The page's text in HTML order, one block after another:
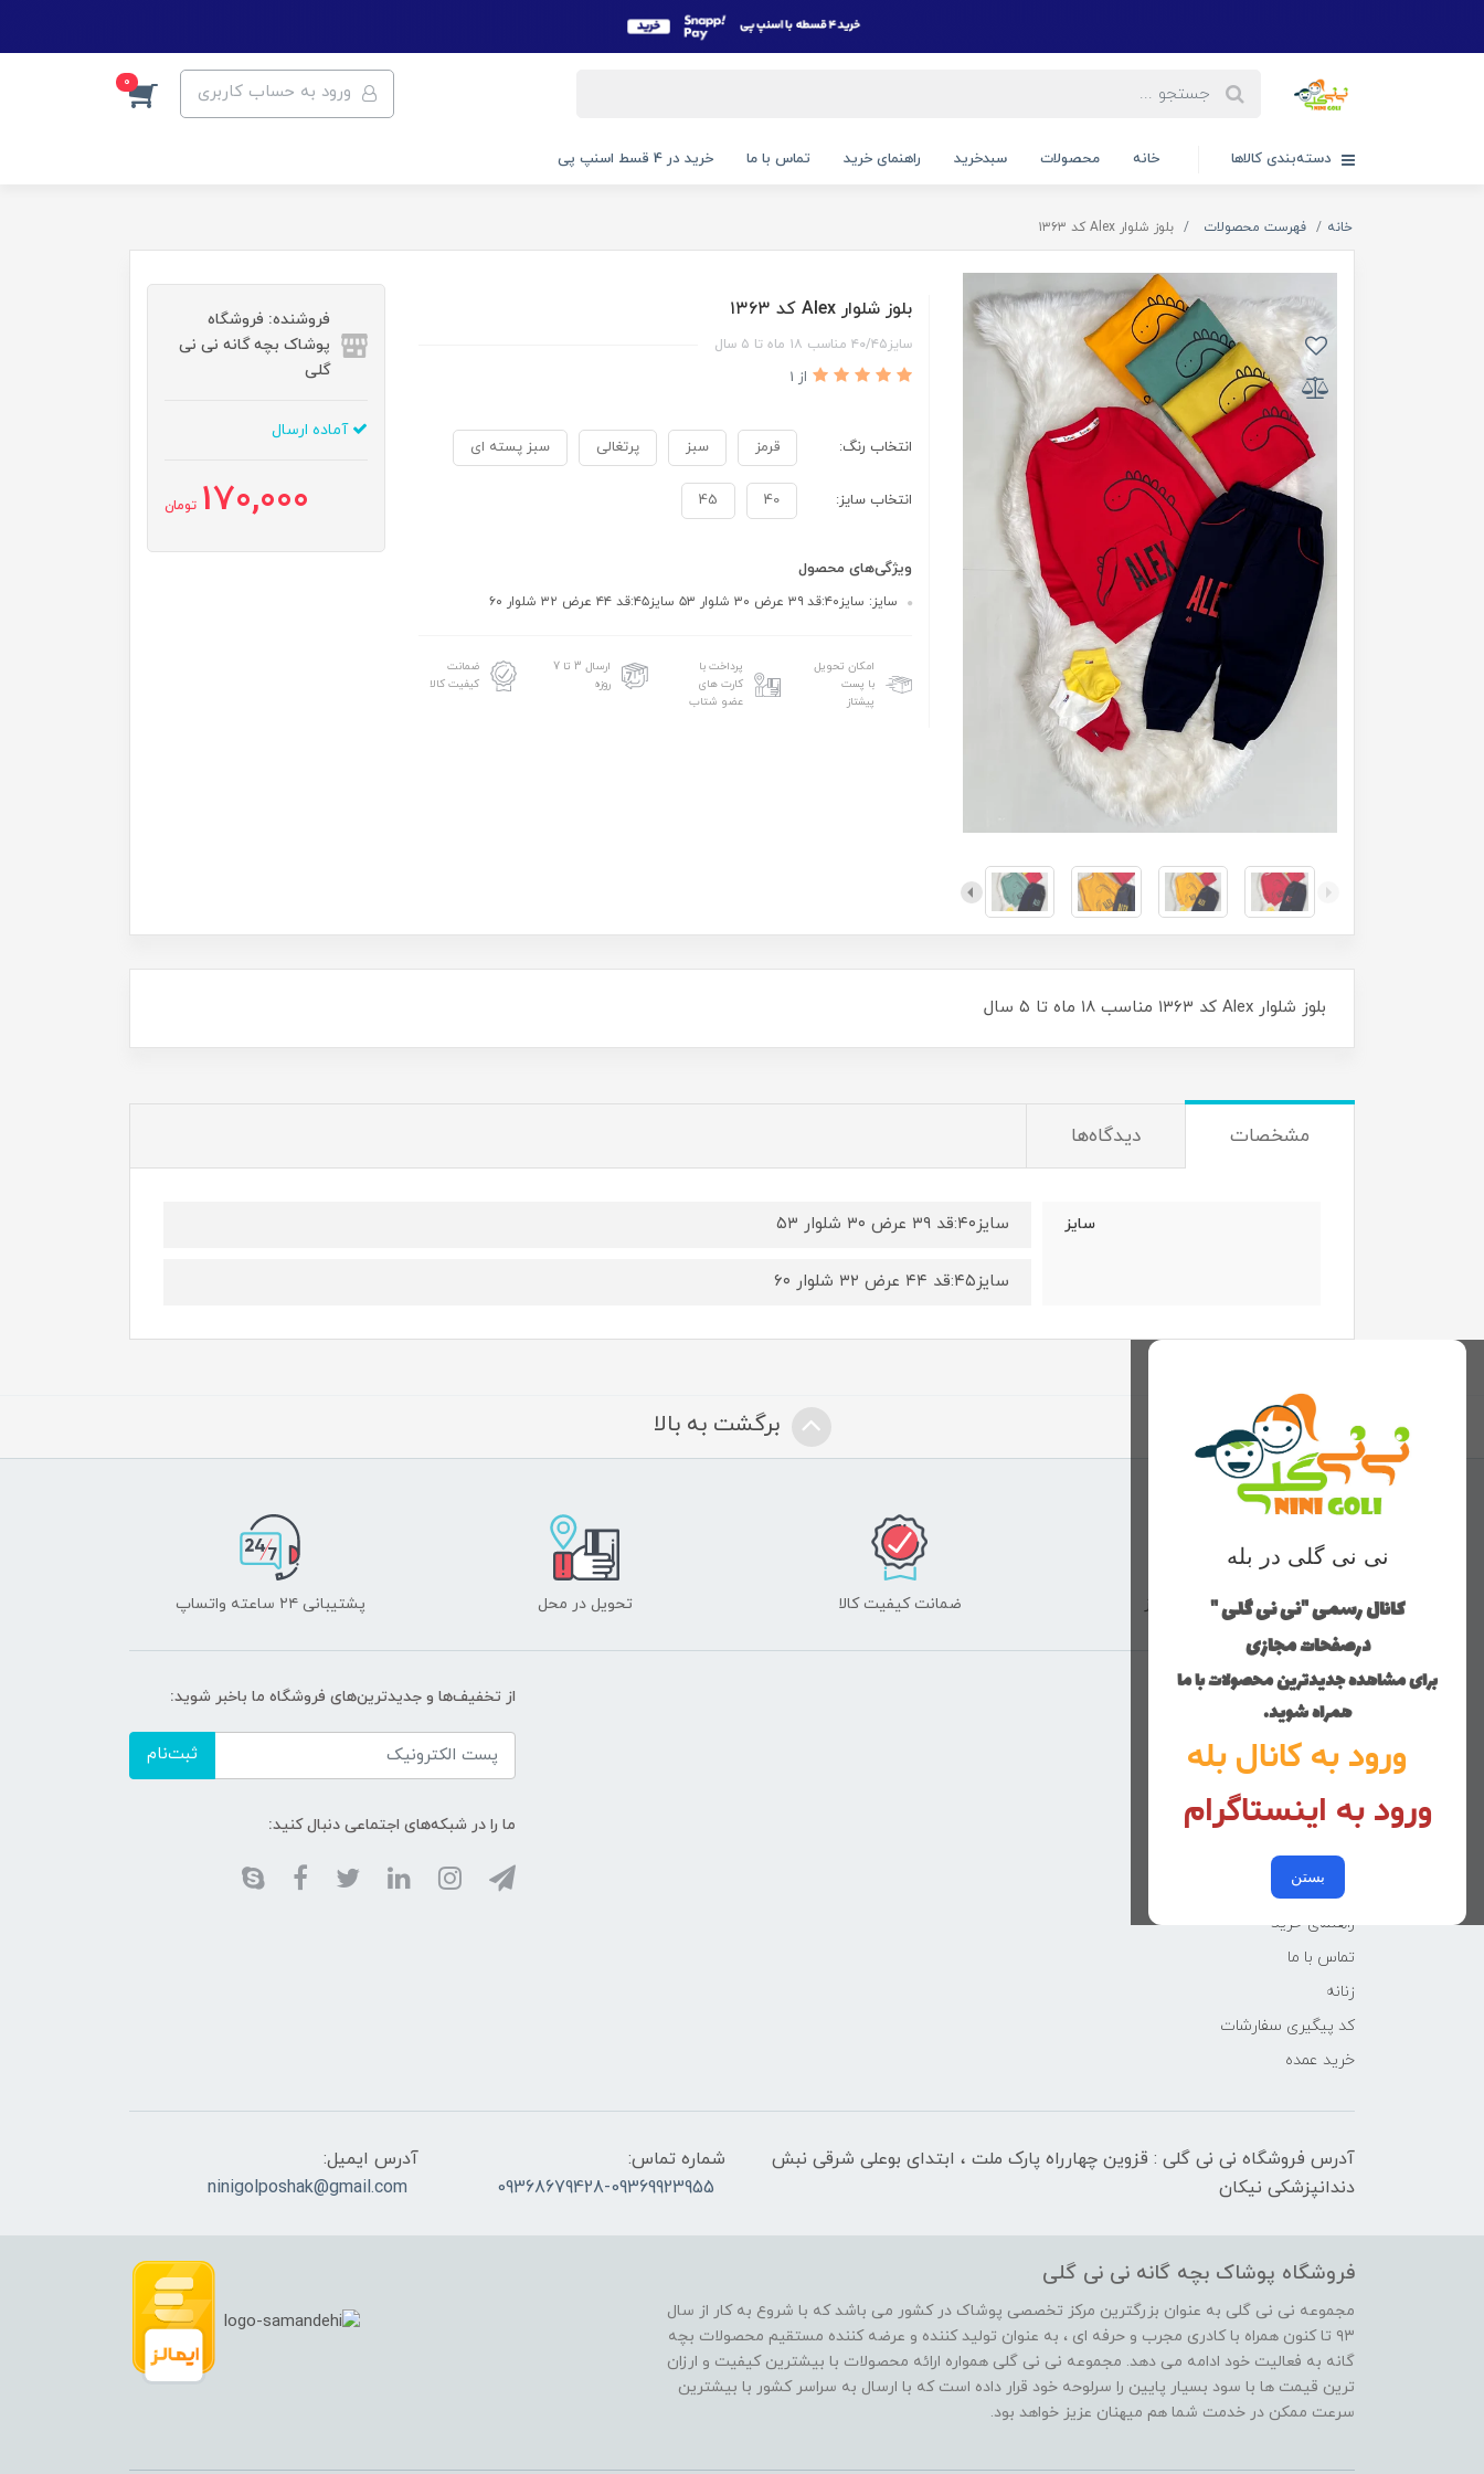
ورود به حساب کاربری 0
دسته‌بندی کالاها خانه محصولات سبدخرید راهنمای خرید تماس با ما خرید در 4 قسط اسنپ پی
خانه فهرست محصولات بلوز شلوار Alex کد ۱۳۶۳
بلوز شلوار Alex کد ۱۳۶۳
سایز۴۰/۴۵ مناسب ۱۸ ماه تا ۵ سال
از 1
انتخاب رنگ: قرمز سبز پرتغالی سبز پسته ای
انتخاب سایز: 40
45
ویژگی‌های محصول
سایز: سایز۴۰:قد ۳۹ عرض ۳۰ شلوار ۵۳ سایز۴۵:قد ۴۴ عرض ۳۲ شلوار ۶۰
امکان تحویل
با پست
پیشتاز
پرداخت با
کارت های
عضو شتاب
ارسال 3 تا 7
روزه
ضمانت
کیفیت کالا
فروشنده: فروشگاه
پوشاک بچه گانه نی نی
گلی
آماده ارسال
170,000 تومان
بلوز شلوار Alex کد ۱۳۶۳ مناسب ۱۸ ماه تا ۵ سال
مشخصات دیدگاه‌ها
سایز سایز۴۰:قد ۳۹ عرض ۳۰ شلوار ۵۳
سایز۴۵:قد ۴۴ عرض ۳۲ شلوار ۶۰
نی نی گلی در بله
کانال رسمی "نی نی گلی "
درصفحات مجازی
برای مشاهده جدیدترین محصولات با ما
همراه شوید.
ورود به کانال بله
ورود به اینستاگرام
بستن
برگشت به بالا
ارسال با پست پیشتاز ضمانت کیفیت کالا تحویل در محل پشتیبانی ۲۴ ساعته واتساپ
منوی وب‌سایت
محصولات
دخترانه
پسرانه
کوچولوهای نی نی گلی
راهنمای خرید
تماس با ما
زنانه
کد پیگیری سفارشات
خرید عمده
از تخفیف‌ها و جدیدترین‌های فروشگاه ما باخبر شوید:
ثبت‌نام
ما را در شبکه‌های اجتماعی دنبال کنید:
آدرس فروشگاه نی نی گلی : قزوین چهارراه پارک ملت ، ابتدای بوعلی شرقی نبش
دندانپزشکی نیکان
شماره تماس:
09368679428-09369923955
آدرس ایمیل:
ninigolposhak@gmail.com
فروشگاه پوشاک بچه گانه نی نی گلی
مجموعه نی نی گلی به عنوان بزرگترین مرکز تخصصی پوشاک در کشور می باشد که با شروع به کار از سال
۹۳ تا کنون همراه با کادری مجرب و حرفه ای ، به عنوان تولید کننده و عرضه کننده مستقیم محصولات بچه
گانه به فعالیت خود ادامه می دهد. مجموعه نی نی گلی همواره ارائه محصولات با بیشترین کیفیت و ارزان
ترین قیمت ها با سود بسیار پایین را سرلوحه خود قرار داده است که با ارسال به سراسر کشور با بیشترین
سرعت ممکن در خدمت شما هم میهنان عزیز خواهد بود.